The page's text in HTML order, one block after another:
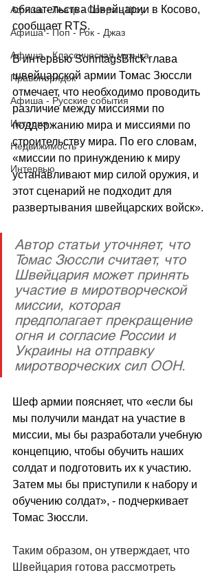
Афиша - Театр - Опера - Шоу
Афиша - Поп - Рок - Джаз
Афиша - Классическая музыка
Правопорядок
Афиша - Русские события
История
Недвижимость
Интервью
обязательства Швейцарии в Косово,
сообщает RTS.
В интервью SonntagsBlick глава
швейцарской армии Томас Зюссли
отмечает, что необходимо проводить
различие между миссиями по
поддержанию мира и миссиями по
строительству мира. По его словам,
«миссии по принуждению к миру
устанавливают мир силой оружия, и
этот сценарий не подходит для
развертывания швейцарских войск».
Автор статьи уточняет, что
Томас Зюссли считает, что
Швейцария может принять
участие в миротворческой
миссии, которая
предполагает прекращение
огня и согласие России и
Украины на отправку
миротворческих сил ООН.
Шеф армии поясняет, что «если бы
мы получили мандат на участие в
миссии, мы бы разработали учебную
концепцию, чтобы обучить наших
солдат и подготовить их к участию.
Затем мы бы приступили к набору и
обучению солдат», - подчеркивает
Томас Зюссли.
Таким образом, он утверждает, что
Швейцария готова рассмотреть